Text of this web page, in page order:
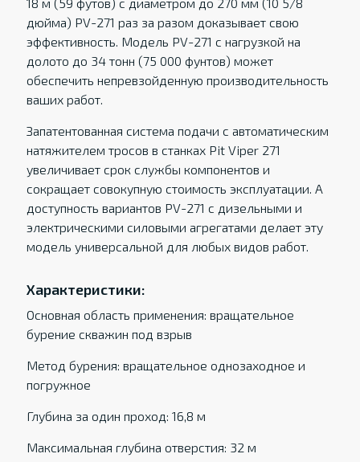
дюйма) PV-271 раз за разом доказывает свою
эффективность. Модель PV-271 с нагрузкой на
долото до 34 тонн (75 000 фунтов) может
обеспечить непревзойденную производительность
ваших работ.
Запатентованная система подачи с автоматическим
натяжителем тросов в станках Pit Viper 271
увеличивает срок службы компонентов и
сокращает совокупную стоимость эксплуатации. А
доступность вариантов PV-271 с дизельными и
электрическими силовыми агрегатами делает эту
модель универсальной для любых видов работ.
Характеристики:
Основная область применения: вращательное
бурение скважин под взрыв
Метод бурения: вращательное однозаходное и
погружное
Глубина за один проход: 16,8 м
Максимальная глубина отверстия: 32 м